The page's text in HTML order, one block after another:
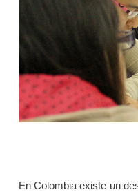
En Colombia existe un